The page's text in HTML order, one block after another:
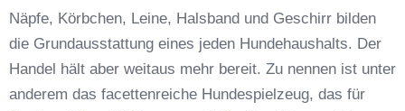
Näpfe, Körbchen, Leine, Halsband und Geschirr bilden
die Grundausstattung eines jeden Hundehaushalts. Der
Handel hält aber weitaus mehr bereit. Zu nennen ist unter
anderem das facettenreiche Hundespielzeug, das für